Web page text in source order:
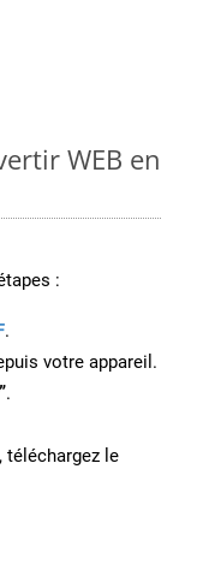
WEB en
:
.
votre appareil.
.
téléchargez le